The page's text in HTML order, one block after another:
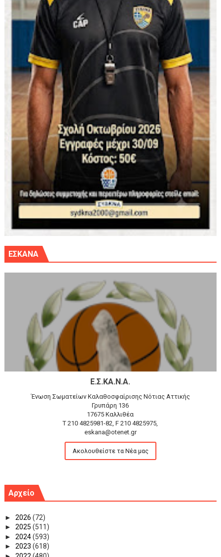
ΕΣΚΑΝΑ
Ε.Σ.ΚΑ.Ν.Α.
Ένωση Σωματείων Καλαθοσφαίρισης Νότιας Αττικής
Γρυπάρη 136
17675 Καλλιθέα
T 210 4825981-82, F 210 4825975,
eskana@otenet.gr
Ακολουθείστε τα Νέα μας
Αρχείο
► 2026 (72)
► 2025 (511)
► 2024(593)
► 2023 (618)